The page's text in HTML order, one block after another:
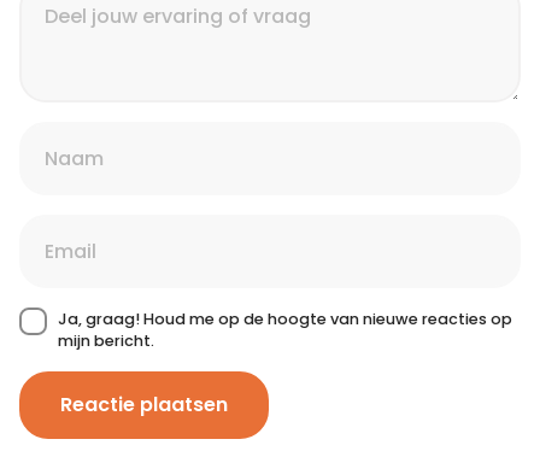
Ja, graag! Houd me op de hoogte van nieuwe reacties op
mijn bericht.
Reactie plaatsen